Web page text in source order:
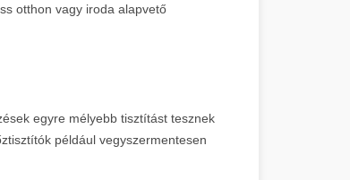
otthon vagy iroda alapvető
egyre mélyebb tisztítást tesznek
például vegyszermentesen